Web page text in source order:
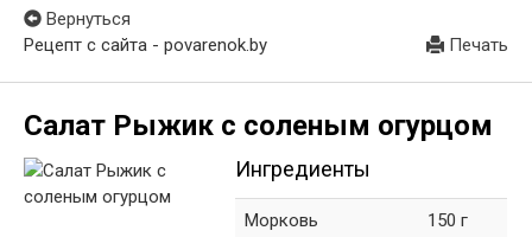
Вернуться
Рецепт с сайта - povarenok.by
Печать
Салат Рыжик с соленым огурцом
Ингредиенты
Морковь 150 г